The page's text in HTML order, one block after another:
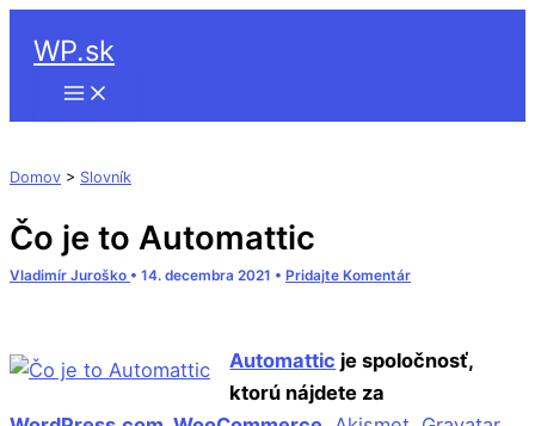
obsah
WP.sk
Domov > Slovník
Čo je to Automattic
Vladimír Juroško • 14. decembra 2021 • Pridajte Komentár
Automattic je spoločnosť,
ktorú nájdete za